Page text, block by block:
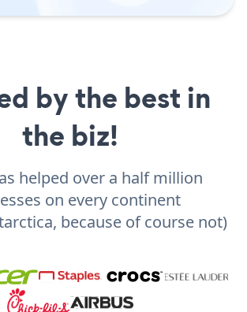
by the best in
the biz!
helped over a half million
on every continent
because of course not)